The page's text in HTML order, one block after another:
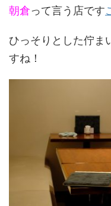
朝倉って言う店です
ひっそりとした佇ま
すね！